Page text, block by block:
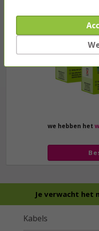
we hebben het
Je verwacht het
Kabels